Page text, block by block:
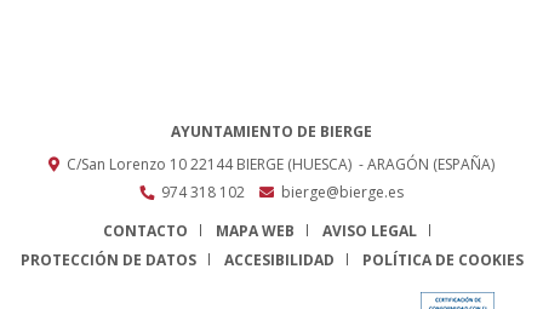
AYUNTAMIENTO DE BIERGE
C/San Lorenzo 1022144 BIERGE (HUESCA) - ARAGÓN (ESPAÑA)
974 318 102
bierge@bierge.es
CONTACTO
MAPA WEB
AVISO LEGAL
PROTECCIÓN DE DATOS
ACCESIBILIDAD POLÍTICA DE COOKIES